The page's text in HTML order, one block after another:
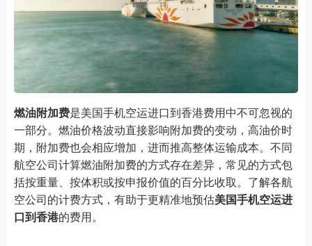
燃油附加费是美国手机空运进口到香港费用中不可忽视的
一部分。燃油价格波动直接影响附加费的变动，高油价时
期，附加费也会相应增加，进而推高整体运输成本。不同
航空公司计算燃油附加费的方式存在差异，常见的方式包
括按重量、按体积或按申报价值的百分比收取。了解各航
空公司的计费方式，有助于更精准地预估美国手机空运进
口到香港的费用。